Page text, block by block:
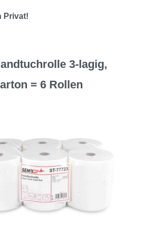
Privat!
3-lagig,
= 6 Rollen